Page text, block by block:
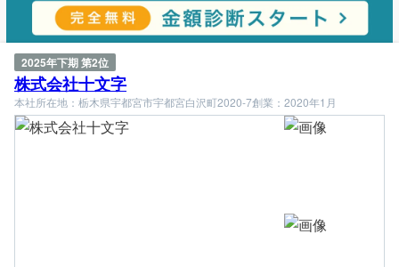
2025年下期 第2位
株式会社十文字
本社所在地：栃木県宇都宮市宇都宮白沢町2020-7創業：2020年1月